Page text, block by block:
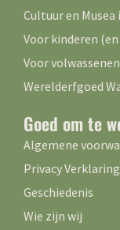
Cultuur en
Voor kinderen
Voor
Werelderfgoed
Goed om te
Algemene
Privacy Verklaring
Geschiedenis
Wie zijn wij